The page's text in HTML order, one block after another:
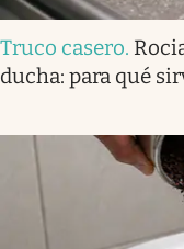
Truco casero.
ducha: para qué